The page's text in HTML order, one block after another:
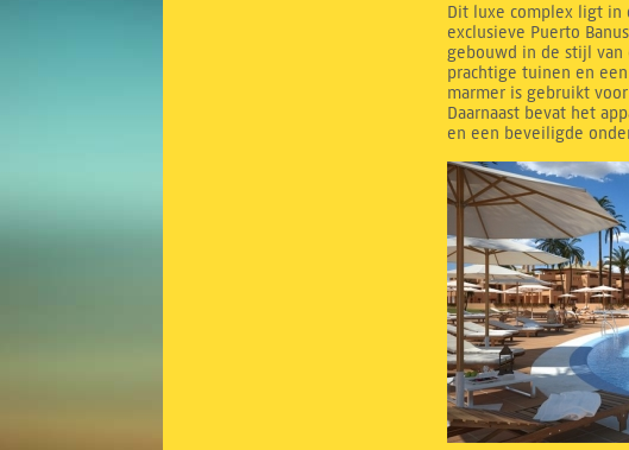
Dit luxe complex ligt in
exclusieve Puerto
gebouwd in de stijl van
prachtige tuinen en
marmer is gebruikt
Daarnaast bevat het
en een beveiligde